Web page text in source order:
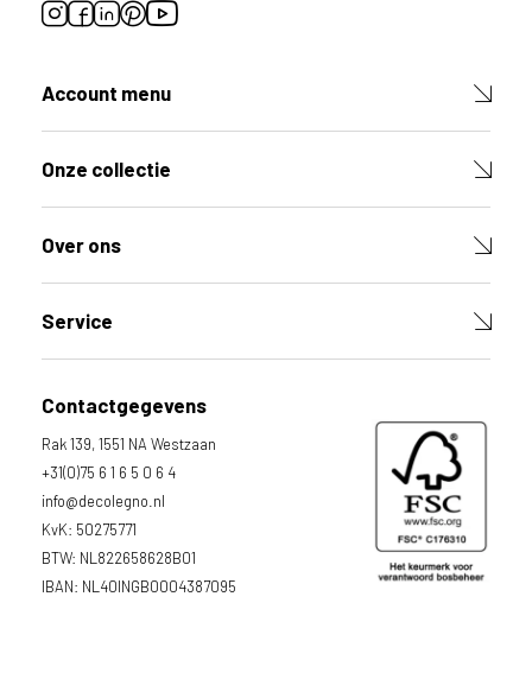
Account menu
Onze collectie
Over ons
Service
Contactgegevens
Rak 139, 1551 NA Westzaan
+31(0)75 6 1 6 5 0 6 4
info@decolegno.nl
KvK: 50275771
BTW: NL822658628B01
IBAN: NL40INGB0004387095